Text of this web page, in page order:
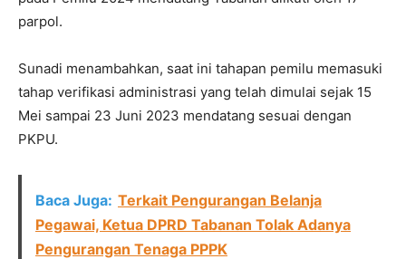
parpol.
Sunadi menambahkan, saat ini tahapan pemilu memasuki
tahap verifikasi administrasi yang telah dimulai sejak 15
Mei sampai 23 Juni 2023 mendatang sesuai dengan
PKPU.
Baca Juga: Terkait Pengurangan Belanja
Pegawai, Ketua DPRD Tabanan Tolak Adanya
Pengurangan Tenaga PPPK